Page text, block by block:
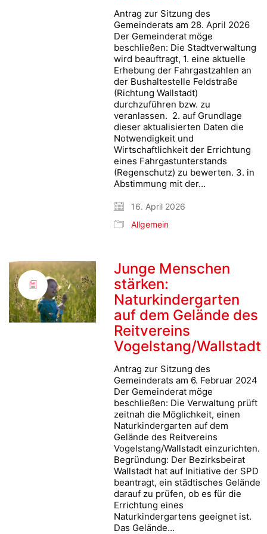
Antrag zur Sitzung des
Gemeinderats am 28. April 2026
Der Gemeinderat möge
beschließen: Die Stadtverwaltung
wird beauftragt, 1. eine aktuelle
Erhebung der Fahrgastzahlen an
der Bushaltestelle Feldstraße
(Richtung Wallstadt)
durchzuführen bzw. zu
veranlassen. 2. auf Grundlage
dieser aktualisierten Daten die
Notwendigkeit und
Wirtschaftlichkeit der Errichtung
eines Fahrgastunterstands
(Regenschutz) zu bewerten. 3. in
Abstimmung mit der…
16. April 2026
Allgemein
Junge Menschen
stärken:
Naturkindergarten
auf dem Gelände des
Reitvereins
Vogelstang/Wallstadt
Antrag zur Sitzung des
Gemeinderats am 6. Februar 2024
Der Gemeinderat möge
beschließen: Die Verwaltung prüft
zeitnah die Möglichkeit, einen
Naturkindergarten auf dem
Gelände des Reitvereins
Vogelstang/Wallstadt einzurichten.
Begründung: Der Bezirksbeirat
Wallstadt hat auf Initiative der SPD
beantragt, ein städtisches Gelände
darauf zu prüfen, ob es für die
Errichtung eines
Naturkindergartens geeignet ist.
Das Gelände…